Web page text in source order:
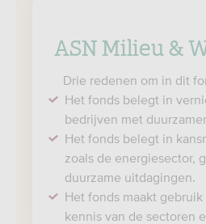
ASN Milieu &
Drie redenen om in dit
Het fonds belegt in
bedrijven met
Het fonds belegt in
zoals de energiesector,
duurzame uitdagingen.
Het fonds maakt
kennis van de sectoren